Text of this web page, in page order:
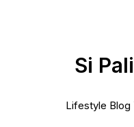
Si
Lifestyle Blog